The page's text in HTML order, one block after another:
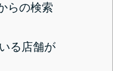
らの検索
る店舗が